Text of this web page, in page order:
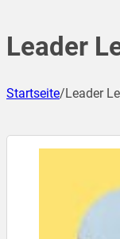
Leader
Startseite/Leader